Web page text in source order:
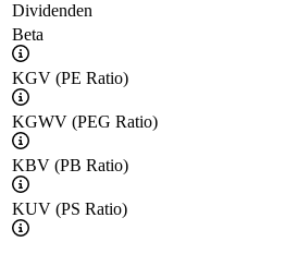
Dividenden
Beta
KGV (PE Ratio)
KGWV (PEG Ratio)
KBV (PB Ratio)
KUV (PS Ratio)